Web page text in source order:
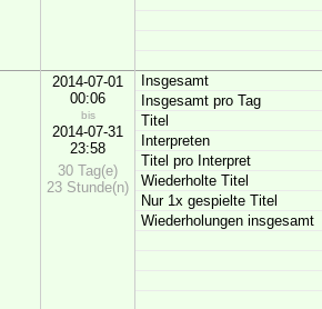
2014-07-01
00:06
bis
2014-07-31
23:58
30 Tag(e)
23 Stunde(n)
Insgesamt
Insgesamt pro Tag
Titel
Interpreten
Titel pro Interpret
Wiederholte Titel
Nur 1x gespielte Titel
Wiederholungen insgesamt